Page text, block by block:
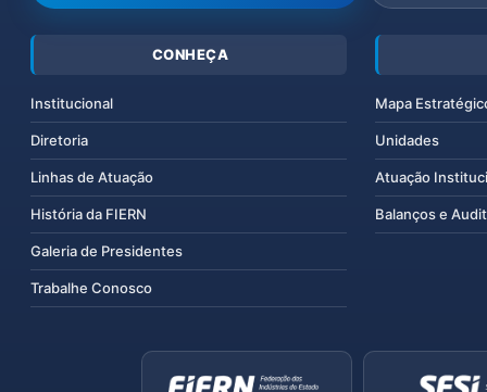
CONHEÇA
Institucional
Diretoria
Linhas de Atuação
História da FIERN
Galeria de Presidentes
Trabalhe Conosco
Mapa
Unidades
Atuação
Balanços e